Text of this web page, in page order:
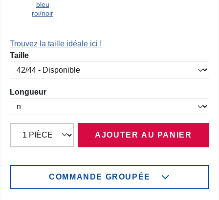
bleu
roi/noir
Trouvez la taille idéale ici !
Sélectionnez
Taille
Sélectionnez
Longueur
AJOUTER AU PANIER
COMMANDE GROUPÉE